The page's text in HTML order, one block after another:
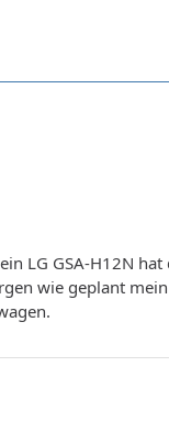
LG GSA-H12N
wie geplant